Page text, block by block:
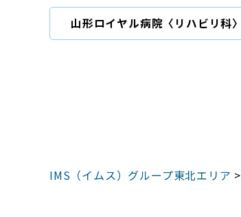
山形ロイヤル病院〈リハビリ科〉
IMS（イムス）グループ東北エリア >